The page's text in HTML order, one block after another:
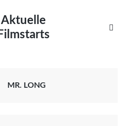
Aktuelle
Filmstarts

MR. LONG